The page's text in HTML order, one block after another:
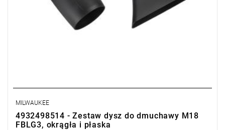
MILWAUKEE
4932498514 - Zestaw dysz do dmuchawy M18
FBLG3, okrągła i płaska